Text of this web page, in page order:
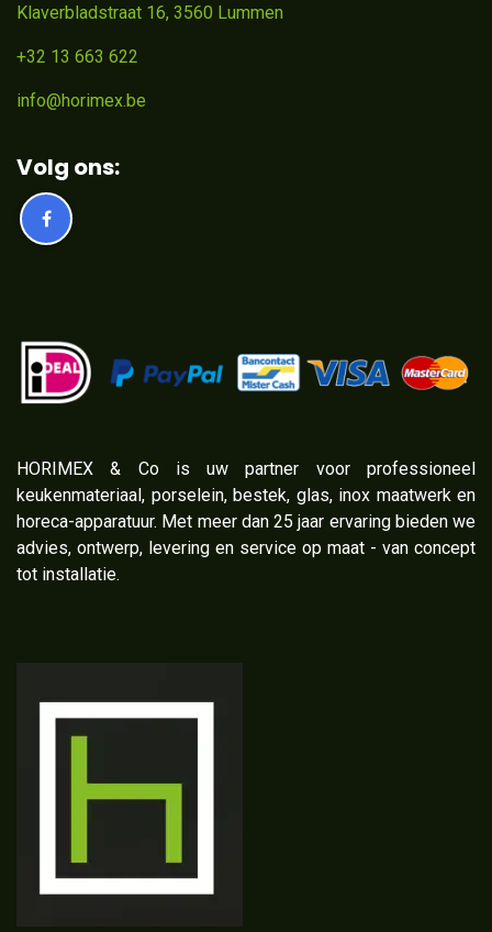
Klaverbladstraat 16, 3560 Lummen
+32 13 663 622
info@horimex.be
Volg ons:
​HORIMEX & Co is uw partner voor professioneel
keukenmateriaal, porselein, bestek, glas, inox maatwerk en
horeca-apparatuur. Met meer dan 25 jaar ervaring bieden we
advies, ontwerp, levering en service op maat - van concept
tot installatie.